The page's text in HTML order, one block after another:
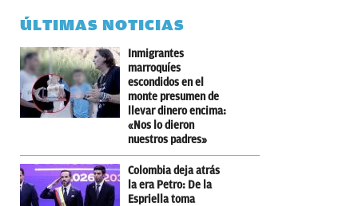
ÚLTIMAS NOTICIAS
Inmigrantes
marroquíes
escondidos en el
monte presumen de
llevar dinero encima:
«Nos lo dieron
nuestros padres»
Colombia deja atrás
la era Petro: De la
Espriella toma